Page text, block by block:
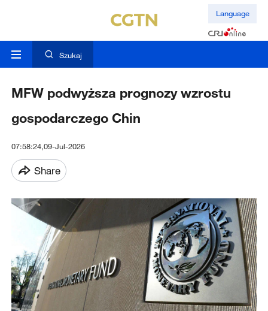
Language
Szukaj
MFW podwyższa prognozy wzrostu
gospodarczego Chin
07:58:24,09-Jul-2026
Share